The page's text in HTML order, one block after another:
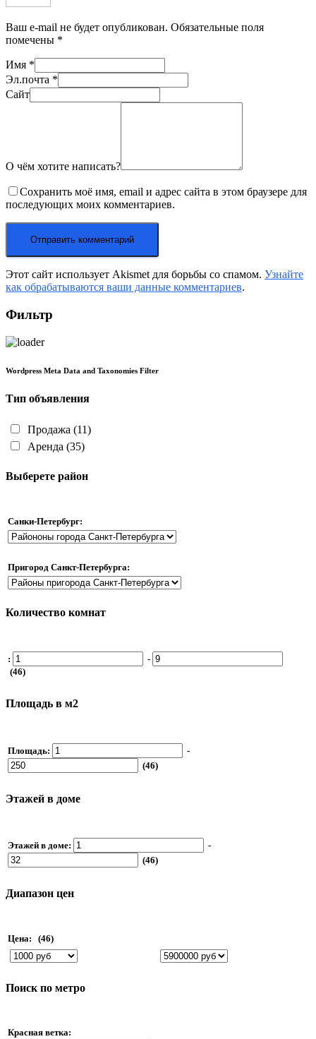
Ваш e-mail не будет опубликован. Обязательные поля
помечены *
Имя *
Эл.почта *
Сайт
О чём хотите написать?
Сохранить моё имя, email и адрес сайта в этом браузере для
последующих моих комментариев.
Этот сайт использует Akismet для борьбы со спамом. Узнайте
как обрабатываются ваши данные комментариев.
Фильтр
Wordpress Meta Data and Taxonomies Filter
Тип объявления
Продажа (11)
Аренда (35)
Выберете район
Санки-Петербург:
Пригород Санкт-Петербурга:
Количество комнат
:
-
(46)
Площадь в м2
Площадь:
-
(46)
Этажей в доме
Этажей в доме:
-
(46)
Диапазон цен
Цена: (46)
Поиск по метро
Красная ветка: